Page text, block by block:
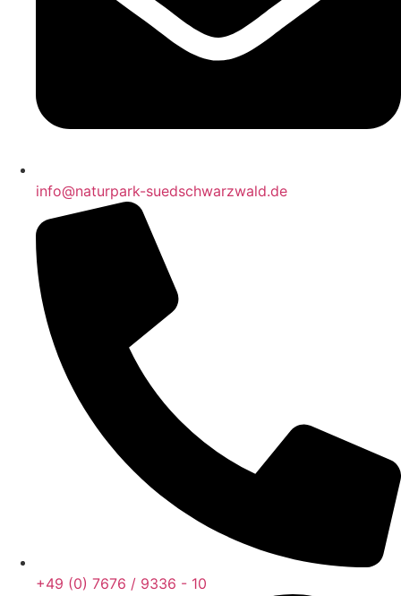
info@naturpark-suedschwarzwald.de
+49 (0) 7676 / 9336 - 10